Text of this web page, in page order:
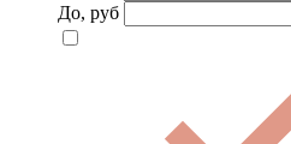
До, руб